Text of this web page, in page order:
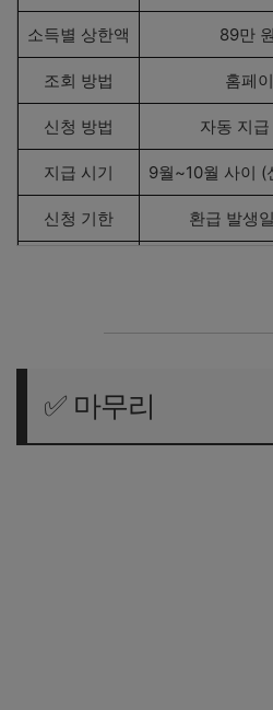
소득별 상한액 89만
조회 방법 홈페
신청 방법 자동 지
지급 시기 9월~10월 사이 (
신청 기한 환급 발생
✅ 마무리